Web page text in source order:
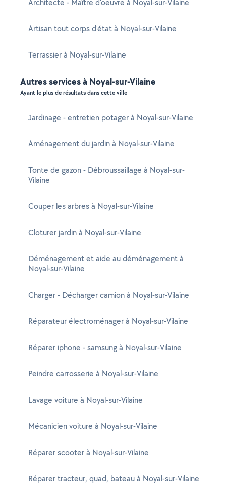
Architecte - Maître d'oeuvre à Noyal-sur-Vilaine
Artisan tout corps d'état à Noyal-sur-Vilaine
Terrassier à Noyal-sur-Vilaine
Autres services à Noyal-sur-Vilaine
Ayant le plus de résultats dans cette ville
Jardinage - entretien potager à Noyal-sur-Vilaine
Aménagement du jardin à Noyal-sur-Vilaine
Tonte de gazon - Débroussaillage à Noyal-sur-
Vilaine
Couper les arbres à Noyal-sur-Vilaine
Cloturer jardin à Noyal-sur-Vilaine
Déménagement et aide au déménagement à
Noyal-sur-Vilaine
Charger - Décharger camion à Noyal-sur-Vilaine
Réparateur électroménager à Noyal-sur-Vilaine
Réparer iphone - samsung à Noyal-sur-Vilaine
Peindre carrosserie à Noyal-sur-Vilaine
Lavage voiture à Noyal-sur-Vilaine
Mécanicien voiture à Noyal-sur-Vilaine
Réparer scooter à Noyal-sur-Vilaine
Réparer tracteur, quad, bateau à Noyal-sur-Vilaine